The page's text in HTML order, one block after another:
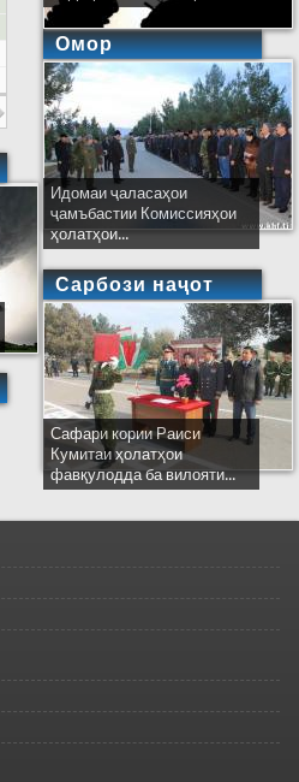
Омор
Идомаи ҷаласаҳои
ҷамъбастии Комиссияҳои
ҳолатҳои...
Сарбози наҷот
Сафари кории Раиси
Кумитаи ҳолатҳои
фавқулодда ба вилояти...